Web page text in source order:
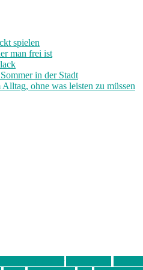
spielen
man frei ist
in der Stadt
ohne was leisten zu müssen